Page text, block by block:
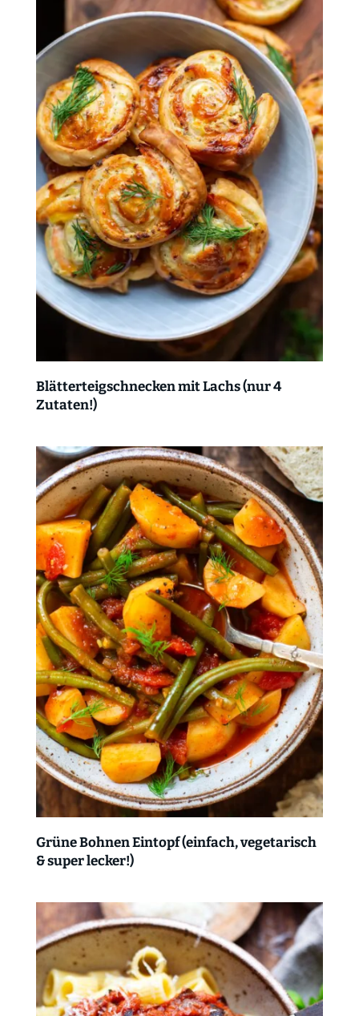
Blätterteigschnecken mit Lachs (nur 4
Zutaten!)
Grüne Bohnen Eintopf (einfach, vegetarisch
& super lecker!)